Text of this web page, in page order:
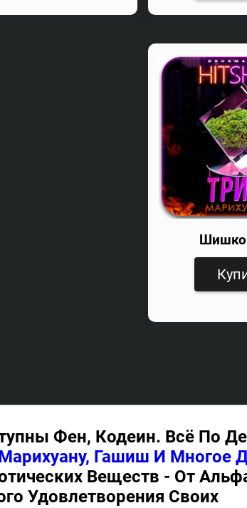
Фен, Кодеин. Всё По
Гашиш И Многое
Веществ - От
Удовлетворения Своих